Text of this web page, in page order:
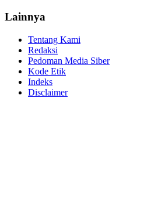
Lainnya
Tentang Kami
Redaksi
Pedoman Media Siber
Kode Etik
Indeks
Disclaimer